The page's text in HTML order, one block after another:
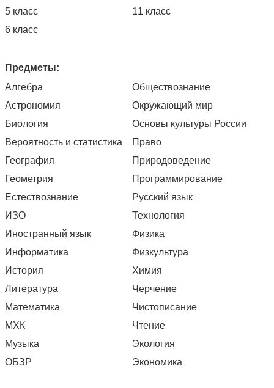
5 класс
6 класс
11 класс
Предметы:
Алгебра
Астрономия
Биология
Вероятность и статистика
География
Геометрия
Естествознание
ИЗО
Иностранный язык
Информатика
История
Литература
Математика
МХК
Музыка
ОБЗР
Обществознание
Окружающий мир
Основы культуры России
Право
Природоведение
Программирование
Русский язык
Технология
Физика
Физкультура
Химия
Черчение
Чистописание
Чтение
Экология
Экономика